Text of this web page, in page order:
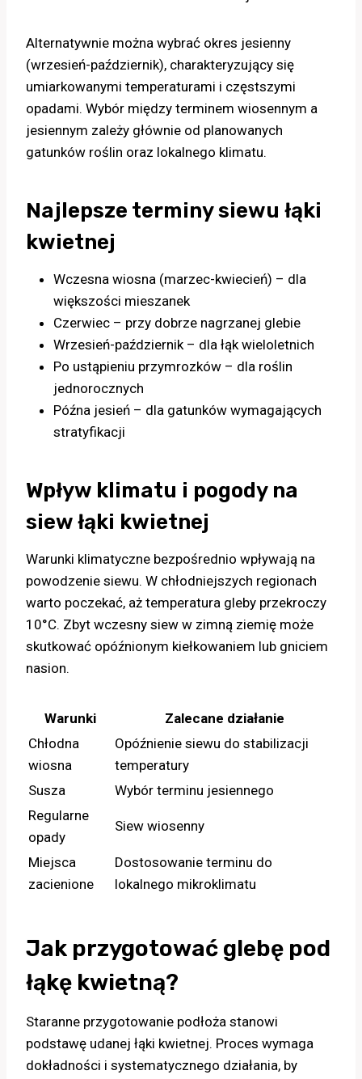
Alternatywnie można wybrać okres jesienny
(wrzesień-październik), charakteryzujący się
umiarkowanymi temperaturami i częstszymi
opadami. Wybór między terminem wiosennym a
jesiennym zależy głównie od planowanych
gatunków roślin oraz lokalnego klimatu.
Najlepsze terminy siewu łąki
kwietnej
Wczesna wiosna (marzec-kwiecień) – dla
większości mieszanek
Czerwiec – przy dobrze nagrzanej glebie
Wrzesień-październik – dla łąk wieloletnich
Po ustąpieniu przymrozków – dla roślin
jednorocznych
Późna jesień – dla gatunków wymagających
stratyfikacji
Wpływ klimatu i pogody na
siew łąki kwietnej
Warunki klimatyczne bezpośrednio wpływają na
powodzenie siewu. W chłodniejszych regionach
warto poczekać, aż temperatura gleby przekroczy
10°C. Zbyt wczesny siew w zimną ziemię może
skutkować opóźnionym kiełkowaniem lub gniciem
nasion.
Warunki
Zalecane działanie
Chłodna
wiosna
Opóźnienie siewu do stabilizacji
temperatury
Susza
Wybór terminu jesiennego
Regularne
opady
Siew wiosenny
Miejsca
zacienione
Dostosowanie terminu do
lokalnego mikroklimatu
Jak przygotować glebę pod
łąkę kwietną?
Staranne przygotowanie podłoża stanowi
podstawę udanej łąki kwietnej. Proces wymaga
dokładności i systematycznego działania, by